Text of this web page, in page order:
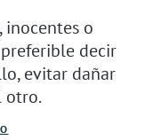
inocentes o
decir
evitar dañar
otro.